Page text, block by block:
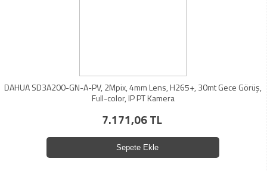
DAHUA SD3A200-GN-A-PV, 2Mpix, 4mm Lens, H265+, 30mt Gece Görüş,
Full-color, IP PT Kamera
7.171,06 TL
Sepete Ekle